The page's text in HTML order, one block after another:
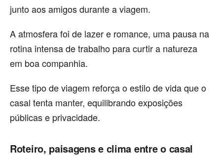
junto aos amigos durante a viagem.
A atmosfera foi de lazer e romance, uma pausa na
rotina intensa de trabalho para curtir a natureza
em boa companhia.
Esse tipo de viagem reforça o estilo de vida que o
casal tenta manter, equilibrando exposições
públicas e privacidade.
Roteiro, paisagens e clima entre o casal